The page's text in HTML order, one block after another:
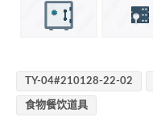
TY-04#210128-22-02
食物餐饮道具